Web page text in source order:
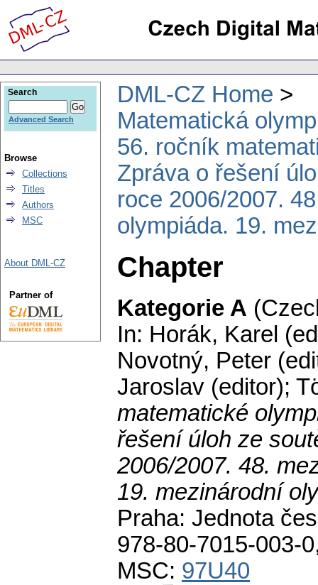
DML-CZ Home
Matematická
56. ročník
Zpráva o řešení
roce 2006/2007.
olympiáda. 19.
Chapter
Kategorie A
In: Horák, Karel
Novotný, Peter
Jaroslav (editor);
matematické
řešení úloh ze
2006/2007. 48.
19. mezinárodní
Praha: Jednota
978-80-7015-003-
MSC: 97U40
Search
Advanced Search
Browse
Collections
Titles
Authors
MSC
About DML-CZ
Partner of